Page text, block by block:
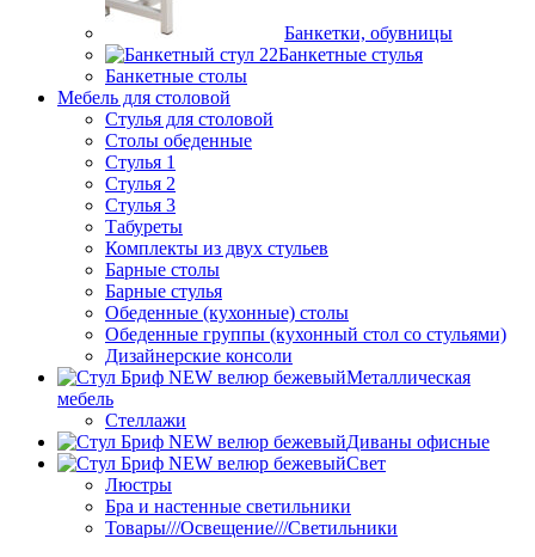
Банкетки, обувницы
Банкетные стулья
Банкетные столы
Мебель для столовой
Стулья для столовой
Столы обеденные
Стулья 1
Стулья 2
Стулья 3
Табуреты
Комплекты из двух стульев
Барные столы
Барные стулья
Обеденные (кухонные) столы
Обеденные группы (кухонный стол со стульями)
Дизайнерские консоли
Металлическая
мебель
Стеллажи
Диваны офисные
Свет
Люстры
Бра и настенные светильники
Товары///Освещение///Светильники